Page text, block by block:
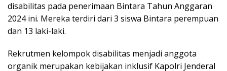
disabilitas pada penerimaan Bintara Tahun Anggaran
2024 ini. Mereka terdiri dari 3 siswa Bintara perempuan
dan 13 laki-laki.
Rekrutmen kelompok disabilitas menjadi anggota
organik merupakan kebijakan inklusif Kapolri Jenderal